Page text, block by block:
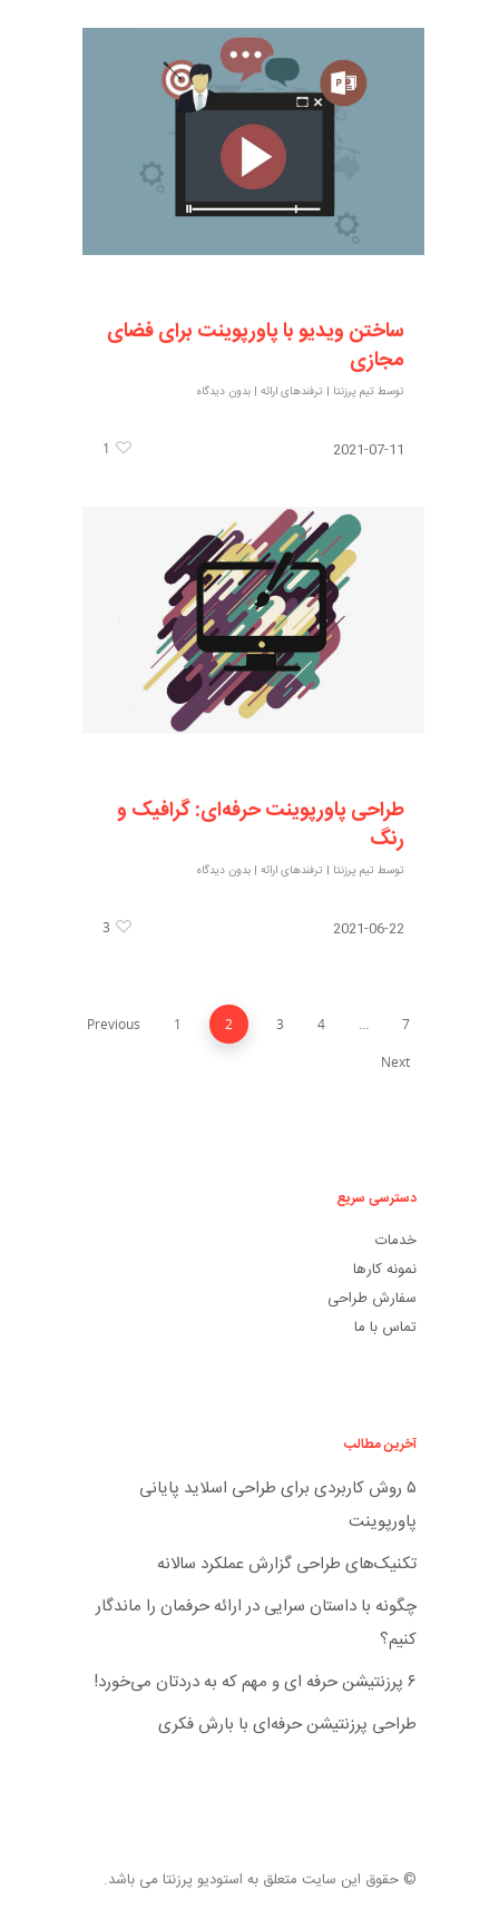
ساختن ویدیو با پاورپوینت برای فضای
مجازی
توسط تیم پرزنتا | ترفندهای ارائه |بدون دیدگاه
2021-07-11
1
طراحی پاورپوینت حرفه‌ای: گرافیک و
رنگ
توسط تیم پرزنتا | ترفندهای ارائه |بدون دیدگاه
2021-06-22
3
Previous 1 2 3 4 …
7
Next
دسترسی سریع
خدمات
نمونه کارها
سفارش طراحی
تماس با ما
آخرین مطالب
۵ روش کاربردی برای طراحی اسلاید پایانی
پاورپوینت
تکنیک‌های طراحی گزارش عملکرد سالانه
چگونه با داستان سرایی در ارائه حرفمان را ماندگار
کنیم؟
۶ پرزنتیشن حرفه ای و مهم که به دردتان می‌خورد!
طراحی پرزنتیشن حرفه‌ای با بارش فکری
© حقوق این سایت متعلق به استودیو پرزنتا می باشد.